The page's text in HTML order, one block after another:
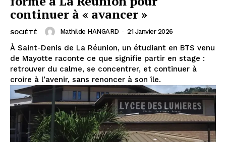
continuer à « avancer »
SOCIÉTÉ Mathilde HANGARD - 21 Janvier 2026
À Saint-Denis de La Réunion, un étudiant en BTS venu
de Mayotte raconte ce que signifie partir en stage :
retrouver du calme, se concentrer, et continuer à
croire à l’avenir, sans renoncer à son île.